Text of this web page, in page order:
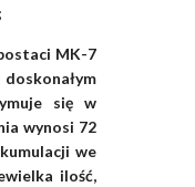
MK-7
się w
wynosi 72
we
ilość,